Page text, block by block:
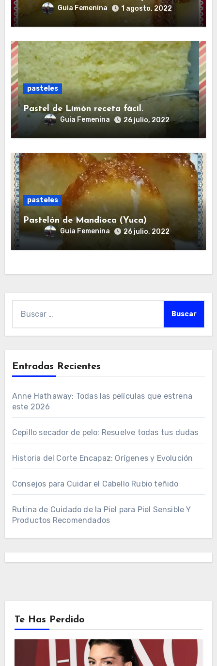
Guia Femenina 1 agosto, 2022
pasteles
Pastel de Limón receta fácil.
Guia Femenina 26 julio, 2022
pasteles
Pastelón de Mandioca (Yuca)
Guia Femenina 26 julio, 2022
Entradas Recientes
Anne Hathaway: Todas las películas que estrena
este 2026
Cepillo secador de pelo: Resuelve todas tus dudas
Historia del Corte Encapaz: Orígenes y Evolución
Consejos para Cuidar el Cabello Rubio teñido
Rutina de Cuidado de la Piel para Piel Sensible Y
Productos Recomendados
Te Has Perdido